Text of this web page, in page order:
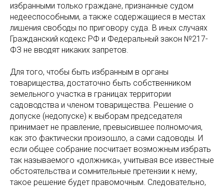
избранными только граждане, признанные судом
недееспособными, а также содержащиеся в местах
лишения свободы по приговору суда. В иных случаях
Гражданский кодекс РФ и Федеральный закон №217-
ФЗ не вводят никаких запретов.
Для того, чтобы быть избранным в органы
товарищества, достаточно быть собственником
земельного участка в границах территории
садоводства и членом товарищества. Решение о
допуске (недопуске) к выборам председателя
принимает не правление, превысившее полномочия,
как это фактически произошло, а сами садоводы. И
если общее собрание посчитает возможным избрать
так называемого «должника», учитывая все известные
обстоятельства и сомнительные претензии к нему,
такое решение будет правомочным. Следовательно,